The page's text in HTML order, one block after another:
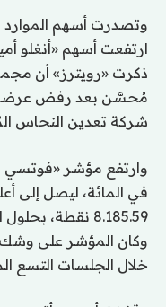
وتصدرت أسهم الموارد
ذكرت «رويترز» أن
شركة تعدين النحاس
في المائة، ليصل إلى
وكان المؤشر على وشك
خلال الجلسات التسع